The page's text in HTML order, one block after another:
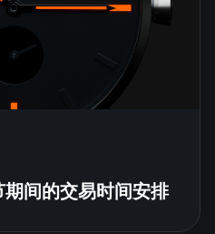
间的交易时间安排